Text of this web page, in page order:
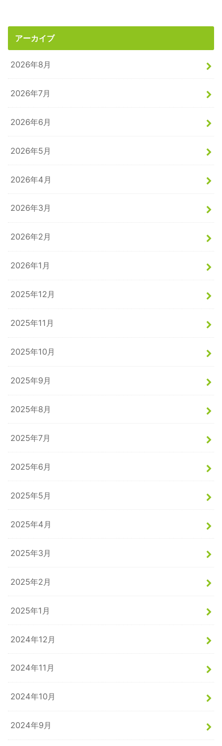
アーカイブ
2026年8月
2026年7月
2026年6月
2026年5月
2026年4月
2026年3月
2026年2月
2026年1月
2025年12月
2025年11月
2025年10月
2025年9月
2025年8月
2025年7月
2025年6月
2025年5月
2025年4月
2025年3月
2025年2月
2025年1月
2024年12月
2024年11月
2024年10月
2024年9月